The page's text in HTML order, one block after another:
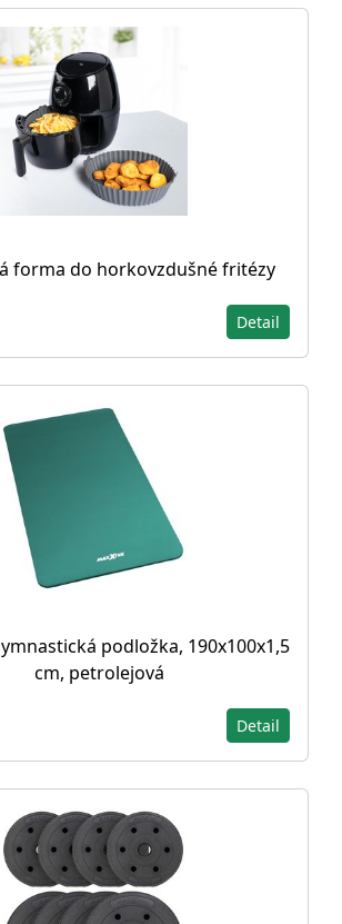
forma do horkovzdušné fritézy
Detail
podložka, 190x100x1,5
cm, petrolejová
Detail